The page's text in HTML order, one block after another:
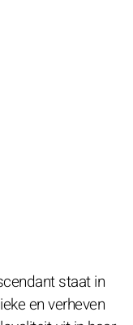
staat in
en verheven